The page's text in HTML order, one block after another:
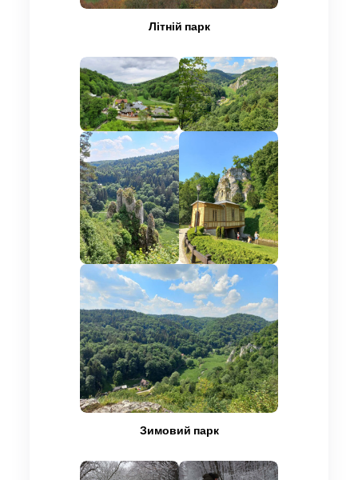
Літній парк
Зимовий парк